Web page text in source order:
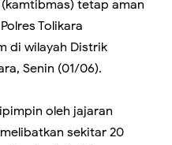
tetap aman
Tolikara
di wilayah Distrik
Senin (01/06).
oleh jajaran
sekitar 20